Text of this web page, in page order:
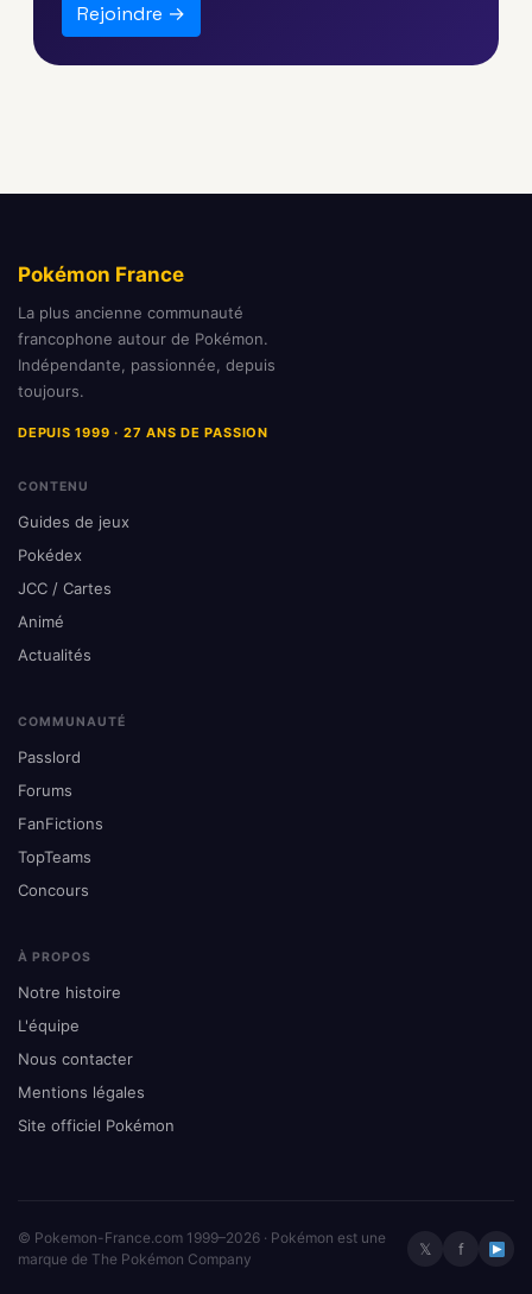
Rejoindre →
Pokémon France
La plus ancienne communauté
francophone autour de Pokémon.
Indépendante, passionnée, depuis
toujours.
DEPUIS 1999 · 27 ANS DE PASSION
CONTENU
Guides de jeux
Pokédex
JCC / Cartes
Animé
Actualités
COMMUNAUTÉ
Passlord
Forums
FanFictions
TopTeams
Concours
À PROPOS
Notre histoire
L'équipe
Nous contacter
Mentions légales
Site officiel Pokémon
© Pokemon-France.com 1999–2026 · Pokémon est une
marque de The Pokémon Company
𝕏 f